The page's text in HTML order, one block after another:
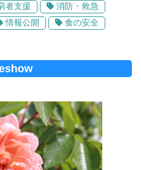
者支援
消防・救急
情報公開 食の安全